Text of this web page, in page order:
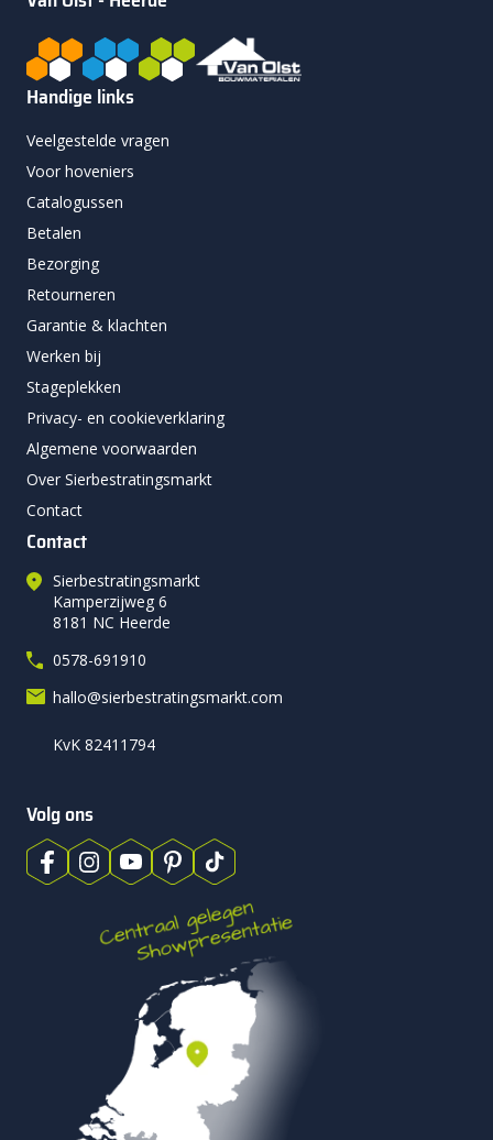
Handige links
Veelgestelde vragen
Voor hoveniers
Catalogussen
Betalen
Bezorging
Retourneren
Garantie & klachten
Werken bij
Stageplekken
Privacy- en cookieverklaring
Algemene voorwaarden
Over Sierbestratingsmarkt
Contact
Contact
Sierbestratingsmarkt
Kamperzijweg 6
8181 NC Heerde
0578-691910
hallo@sierbestratingsmarkt.com
KvK 82411794
Volg ons